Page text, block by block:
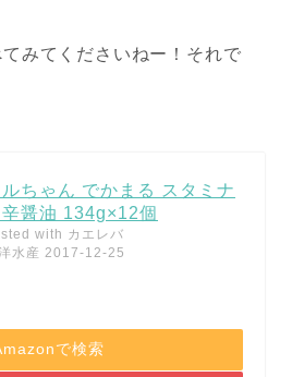
みてくださいねー！それで
ちゃん でかまる スタミナ
辛醤油 134g×12個
with カエレバ
水産 2017-12-25
で検索